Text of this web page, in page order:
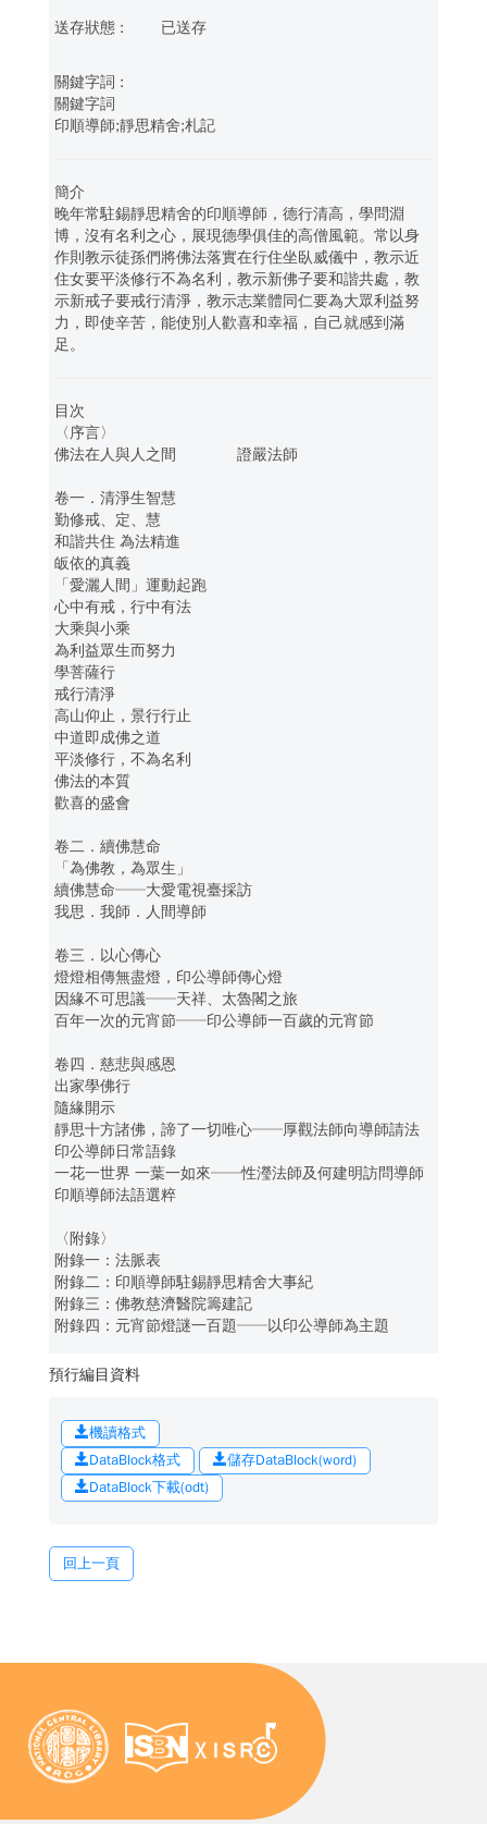
已送存
關鍵字詞
印順導師;靜思精舍;札記
簡介
晚年常駐錫靜思精舍的印順導師，德行清高，學問淵
博，沒有名利之心，展現德學俱佳的高僧風範。常以身
作則教示徒孫們將佛法落實在行住坐臥威儀中，教示近
住女要平淡修行不為名利，教示新佛子要和諧共處，教
示新戒子要戒行清淨，教示志業體同仁要為大眾利益努
力，即使辛苦，能使別人歡喜和幸福，自己就感到滿
足。
目次
〈序言〉
佛法在人與人之間 證嚴法師
卷一．清淨生智慧
勤修戒、定、慧
和諧共住 為法精進
皈依的真義
「愛灑人間」運動起跑
心中有戒，行中有法
大乘與小乘
為利益眾生而努力
學菩薩行
戒行清淨
高山仰止，景行行止
中道即成佛之道
平淡修行，不為名利
佛法的本質
歡喜的盛會
卷二．續佛慧命
「為佛教，為眾生」
續佛慧命──大愛電視臺採訪
我思．我師．人間導師
卷三．以心傳心
燈燈相傳無盡燈，印公導師傳心燈
因緣不可思議──天祥、太魯閣之旅
百年一次的元宵節──印公導師一百歲的元宵節
卷四．慈悲與感恩
出家學佛行
隨緣開示
靜思十方諸佛，諦了一切唯心──厚觀法師向導師請法
印公導師日常語錄
一花一世界 一葉一如來──性瀅法師及何建明訪問導師
印順導師法語選粹
〈附錄〉
附錄一：法脈表
附錄二：印順導師駐錫靜思精舍大事紀
附錄三：佛教慈濟醫院籌建記
附錄四：元宵節燈謎一百題──以印公導師為主題
預行編目資料
機讀格式
DataBlock格式
儲存DataBlock(word)
DataBlock下載(odt)
回上一頁